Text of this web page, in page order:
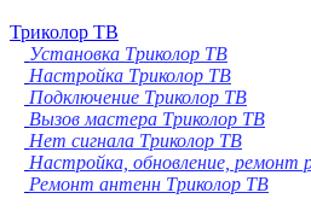
Триколор ТВ
Установка Триколор ТВ
Настройка Триколор ТВ
Подключение Триколор ТВ
Вызов мастера Триколор ТВ
Нет сигнала Триколор ТВ
Настройка, обновление, ремонт
Ремонт антенн Триколор ТВ